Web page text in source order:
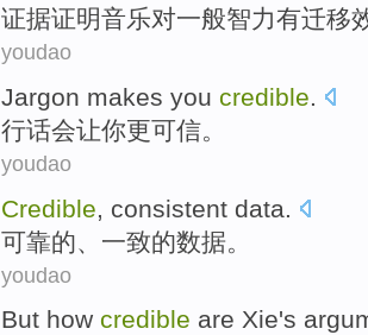
证据证明音乐对一般智力有迁移
youdao
Jargon makes you credible.
行话会让你更可信。
youdao
Credible consistent data
可靠的、 一致的数据。
youdao
But how credible are Xie's